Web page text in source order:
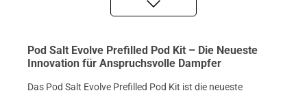
Pod Salt Evolve Prefilled Pod Kit – Die Neueste
Innovation für Anspruchsvolle Dampfer
Das Pod Salt Evolve Prefilled Pod Kit ist die neueste